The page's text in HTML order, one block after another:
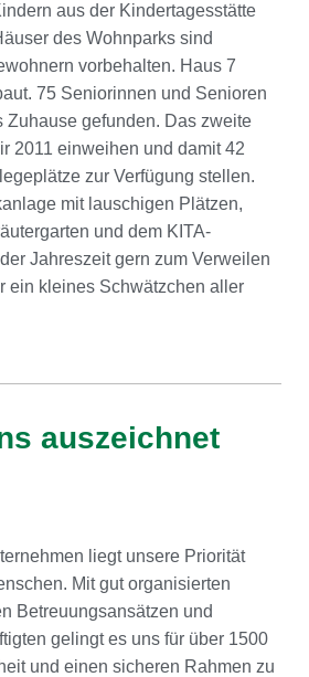
aus der Kindertagesstätte
des Wohnparks sind
vorbehalten. Haus 7
75 Seniorinnen und Senioren
Zuhause gefunden. Das zweite
2011 einweihen und damit 42
zur Verfügung stellen.
mit lauschigen Plätzen,
und dem KITA-
Jahreszeit gern zum Verweilen
ein kleines Schwätzchen aller
auszeichnet
liegt unsere Priorität
Mit gut organisierten
Betreuungsansätzen und
gelingt es uns für über 1500
und einen sicheren Rahmen zu